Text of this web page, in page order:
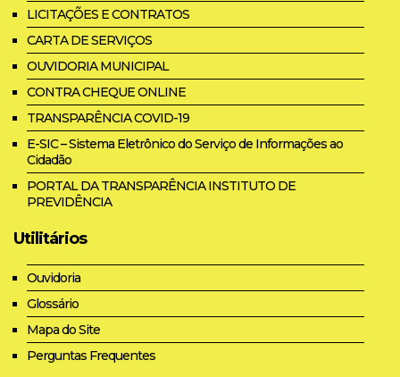
LICITAÇÕES E CONTRATOS
CARTA DE SERVIÇOS
OUVIDORIA MUNICIPAL
CONTRA CHEQUE ONLINE
TRANSPARÊNCIA COVID-19
E-SIC – Sistema Eletrônico do Serviço de Informações ao
Cidadão
PORTAL DA TRANSPARÊNCIA INSTITUTO DE
PREVIDÊNCIA
Utilitários
Ouvidoria
Glossário
Mapa do Site
Perguntas Frequentes